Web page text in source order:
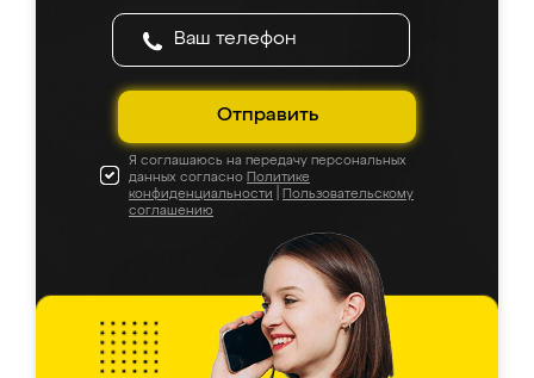
Отправить
Я соглашаюсь на передачу персональных
данных согласно Политике
конфиденциальности
Пользовательскому
соглашению